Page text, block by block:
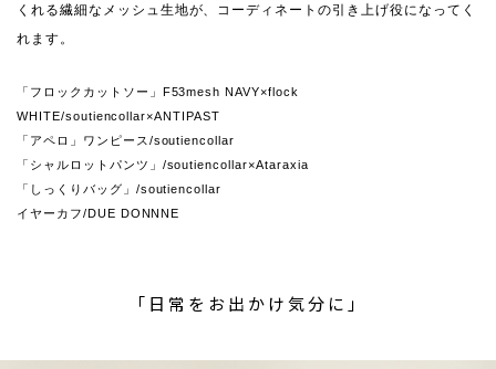
くれる繊細なメッシュ生地が、コーディネートの引き上げ役になってく
れます。
「フロックカットソー」F53mesh NAVY×flock
WHITE/soutiencollar×ANTIPAST
「アペロ」ワンピース/soutiencollar
「シャルロットパンツ」/soutiencollar×Ataraxia
「しっくりバッグ」/soutiencollar
イヤーカフ/DUE DONNNE
「日常をお出かけ気分に」